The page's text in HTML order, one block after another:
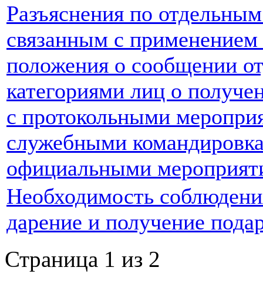
Разъяснения по
связанным с
положения о сообщении
категориями лиц о
с протокольными
служебными
официальными
Необходимость
дарение и получение
Страница 1 из 2